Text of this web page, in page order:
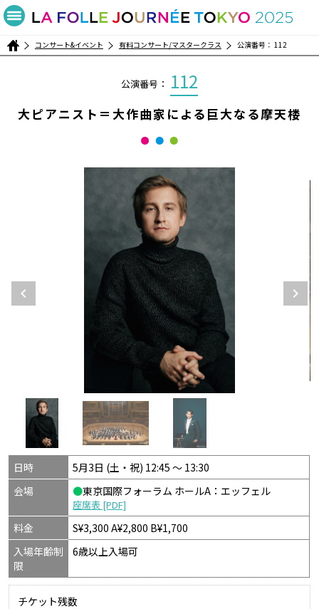
コンサート&イベント 有料コンサート/マスタークラス 公演番号： 112
公演番号： 112
大ピアニスト＝大作曲家による巨大なる摩天楼
日時
5月3日 (土・祝) 12:45 〜 13:30
会場
●東京国際フォーラム ホールA：エッフェル
座席表 [PDF]
料金
S¥3,300 A¥2,800 B¥1,700
入場年齢制
限
6歳以上入場可
チケット残数